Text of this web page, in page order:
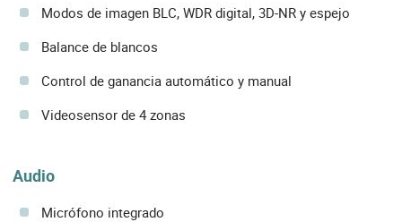
Modos de imagen BLC, WDR digital, 3D-NR y espejo
Balance de blancos
Control de ganancia automático y manual
Videosensor de 4 zonas
Audio
Micrófono integrado